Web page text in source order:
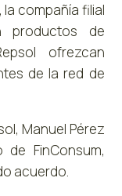
compañía filial
productos de
ofrezcan
de la red de
Manuel Pérez
FinConsum,
acuerdo.